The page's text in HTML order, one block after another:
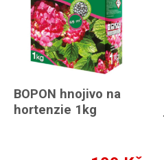
BOPON hnojivo na
hortenzie 1kg